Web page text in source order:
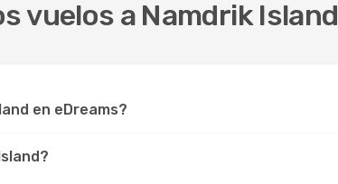
vuelos a Namdrik Island
en eDreams?